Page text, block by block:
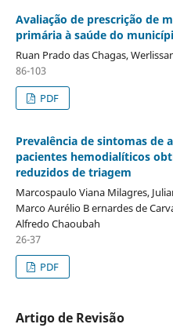
Avaliação de prescrição de
primária à saúde do
Ruan Prado das Chagas,
86-103
PDF
Prevalência de sintomas de
pacientes hemodialíticos
reduzidos de triagem
Marcospaulo Viana Milagres,
Marco Aurélio B ernardes de
Alfredo Chaoubah
26-37
PDF
Artigo de Revisão